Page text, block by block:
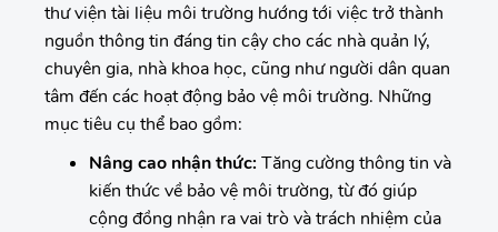
thư viện tài liệu môi trường hướng tới việc trở thành
nguồn thông tin đáng tin cậy cho các nhà quản lý,
chuyên gia, nhà khoa học, cũng như người dân quan
tâm đến các hoạt động bảo vệ môi trường. Những
mục tiêu cụ thể bao gồm:
Nâng cao nhận thức: Tăng cường thông tin và
kiến thức về bảo vệ môi trường, từ đó giúp
cộng đồng nhận ra vai trò và trách nhiệm của